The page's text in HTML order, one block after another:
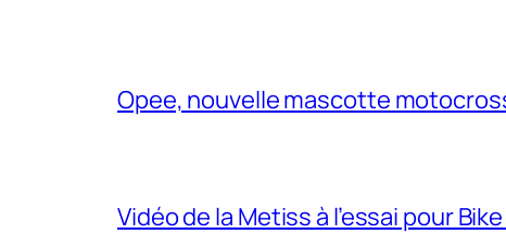
Opee, nouvelle mascotte
Vidéo de la Metiss à l’essai pour